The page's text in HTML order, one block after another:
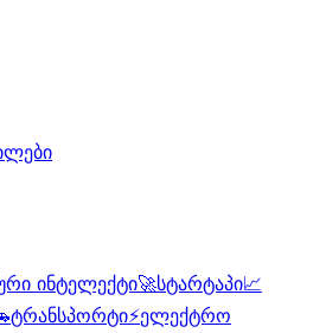
ინტელექტი🚀სტარტაპი📈
ტრანსპორტი⚡ელექტრო